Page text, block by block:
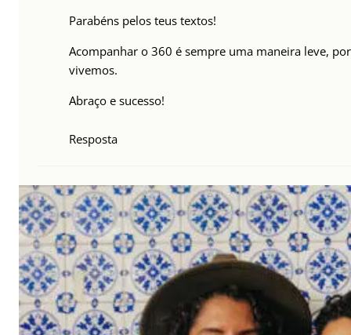
Parabéns pelos teus textos!
Acompanhar o 360 é sempre uma maneira leve,
vivemos.
Abraço e sucesso!
Resposta